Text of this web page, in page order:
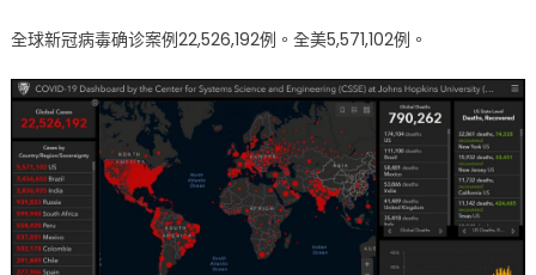
美、
州、
圣
路
易
8
月
20
全球新冠病毒确诊案例22,526,192例。全美5,571,102例。